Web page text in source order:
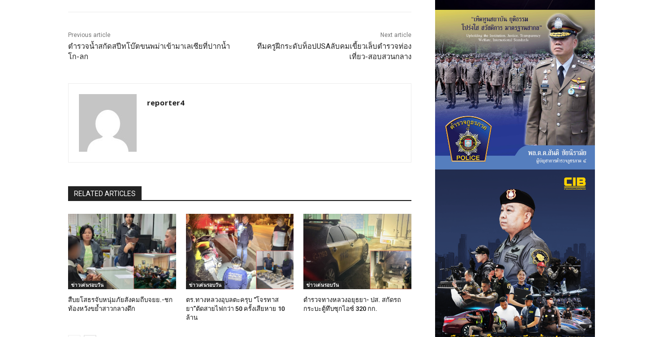
Previous article
ตำรวจน้ำสกัดสปีทโบ๊ตขนพม่าเข้ามาเลเซียที่ปากน้ำ
โก-ลก
Next article
ทีมครูฝีกระดับท็อปUSAลับคมเขี้ยวเล็บตำรวจท่อง
เที่ยว-สอบสวนกลาง
reporter4
RELATED ARTICLES
ข่าวเด่นรอบวัน
สืบยโสธรจับหนุ่มภัยสังคมถีบจยย.-ชก
ท้องหวังขย้ำสาวกลางดึก
ข่าวเด่นรอบวัน
ตร.ทางหลวงอุบลตะครุบ “โจรทาส
ยา”ตัดสายไฟกว่า 50 ครั้งเสียหาย 10
ล้าน
ข่าวเด่นรอบวัน
ตำรวจทางหลวงอยุธยา- ปส. สกัดรถ
กระบะตู้ทึบซุกไอซ์ 320 กก.